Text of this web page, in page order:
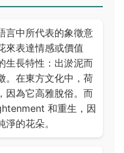
言中所代表的象徵意
來表達情感或價值
生長特性：出淤泥而
。在東方文化中，荷
因為它高雅脫俗。而
和重生，因
的花朵。